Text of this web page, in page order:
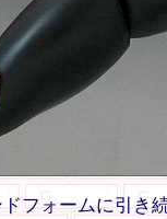
フォームに引き